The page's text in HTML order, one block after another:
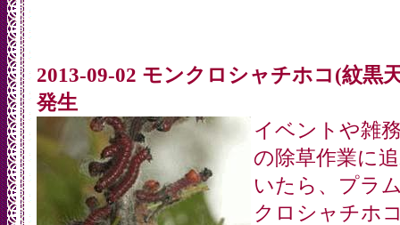
2013-09-02 モンクロシャチホコ(紋黒
発生
イベントや雑
の除草作業に
いたら、プラ
クロシャチホ